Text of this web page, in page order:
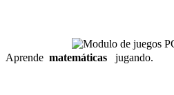
Aprende matemáticas jugando.